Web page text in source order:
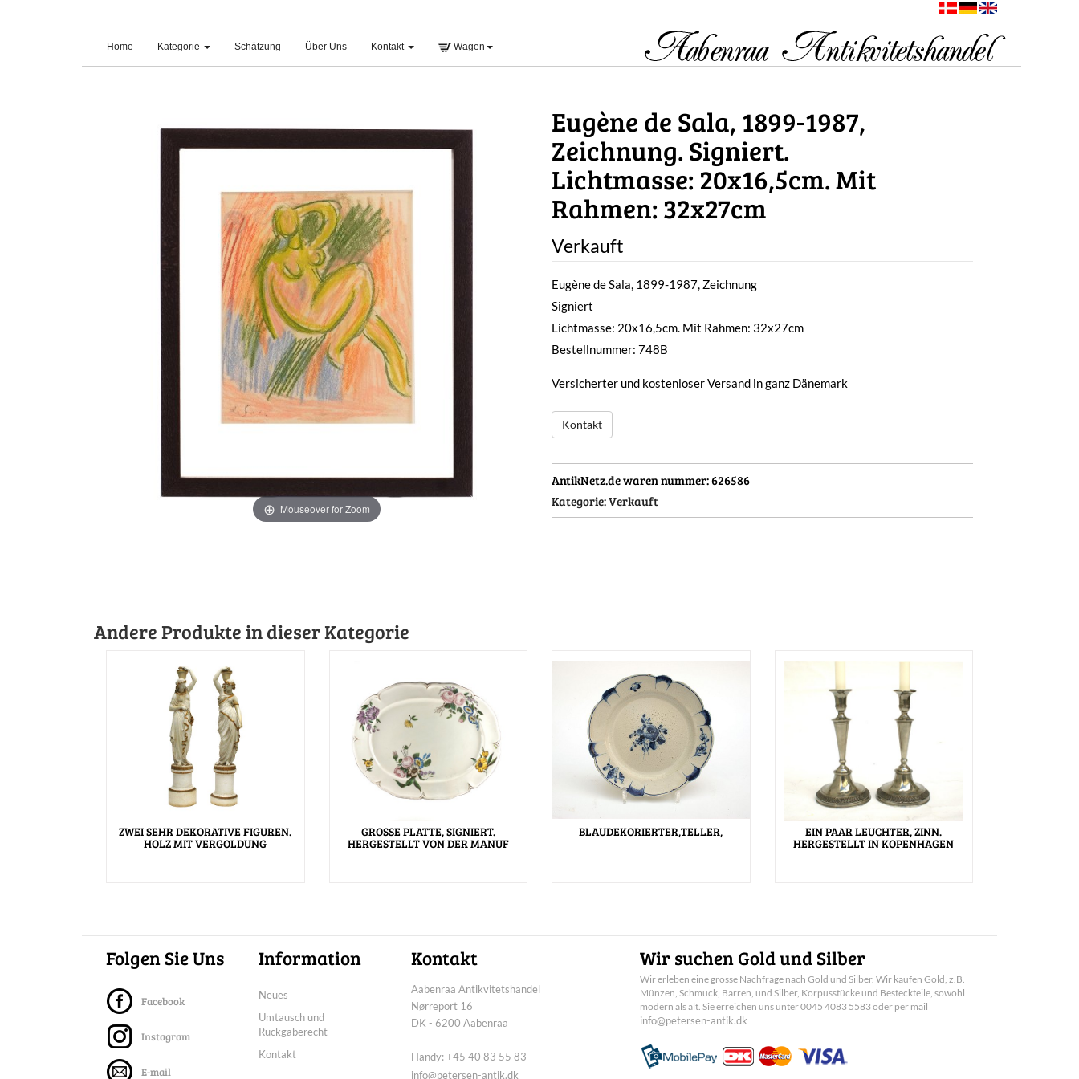
Home (current)Kategorie Schätzung Über Uns Kontakt Wagen
Mouseover for Zoom
Eugène de Sala, 1899-1987,
Zeichnung. Signiert.
Lichtmasse: 20x16,5cm. Mit
Rahmen: 32x27cm
Verkauft
Eugène de Sala, 1899-1987, Zeichnung
Signiert
Lichtmasse: 20x16,5cm. Mit Rahmen: 32x27cm
Bestellnummer: 748B
Versicherter und kostenloser Versand in ganz Dänemark
Kontakt
AntikNetz.de waren nummer:626586
Kategorie:Verkauft
Andere Produkte in dieser Kategorie
ZWEI SEHR DEKORATIVE FIGUREN.
HOLZ MIT VERGOLDUNG
GROSSE PLATTE, SIGNIERT.
HERGESTELLT VON DER MANUF
BLAUDEKORIERTER,TELLER, EIN PAAR LEUCHTER, ZINN.
HERGESTELLT IN KOPENHAGEN
Folgen Sie Uns
Facebook
Instagram
E-mail
Information
Neues
Umtausch und
Rückgaberecht
Kontakt
Kontakt
Aabenraa Antikvitetshandel
Nørreport 16
DK - 6200 Aabenraa
Handy: +45 40 83 55 83
info@petersen-antik.dk
Wir suchen Gold und Silber
Wir erleben eine grosse Nachfrage nach Gold und Silber. Wir kaufen Gold, z.B.
Münzen, Schmuck, Barren, und Silber, Korpusstücke und Besteckteile, sowohl
modern als alt. Sie erreichen uns unter 0045 4083 5583 oder per mail
info@petersen-antik.dk